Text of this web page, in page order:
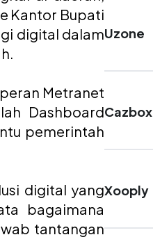
Kantor Bupati
digital dalam
Metranet
Dashboard
pemerintah
digital yang
bagaimana
tantangan
Uzone
Cazbox
Xooply